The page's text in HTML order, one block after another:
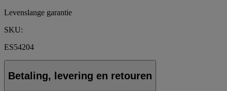
Levenslange garantie
SKU:
ES54204
Betaling, levering en retouren